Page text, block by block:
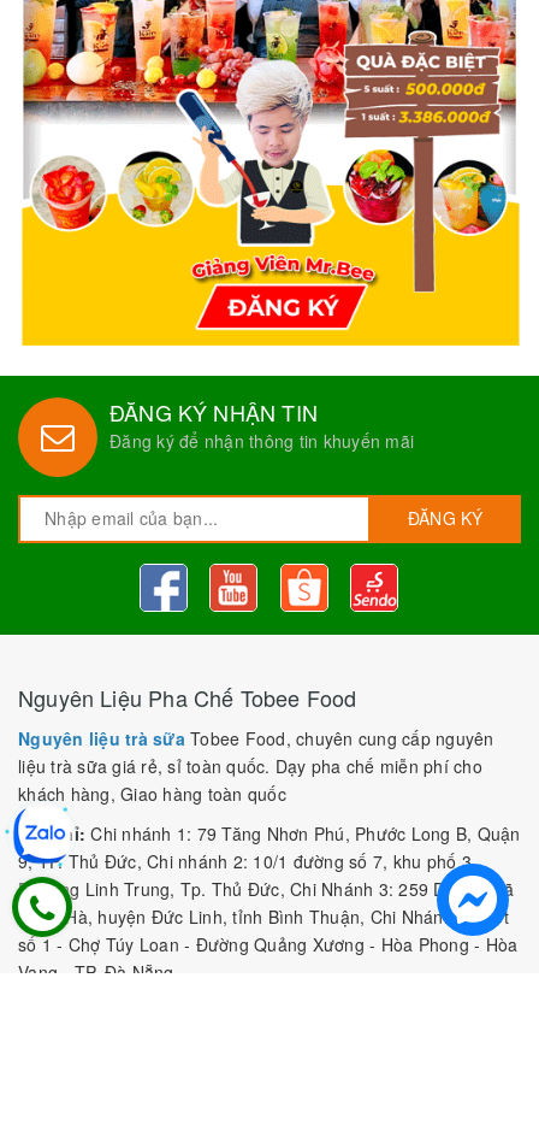
ĐĂNG KÝ NHẬN TIN
Đăng ký để nhận thông tin khuyến mãi
ĐĂNG KÝ
Nguyên Liệu Pha Chế Tobee Food
Nguyên liệu trà sữa Tobee Food, chuyên cung cấp nguyên
liệu trà sữa giá rẻ, sỉ toàn quốc. Dạy pha chế miễn phí cho
khách hàng, Giao hàng toàn quốc
Địa Chỉ: Chi nhánh 1: 79 Tăng Nhơn Phú, Phước Long B, Quận
9, TP. Thủ Đức, Chi nhánh 2: 10/1 đường số 7, khu phố 3,
Phường Linh Trung, Tp. Thủ Đức, Chi Nhánh 3: 259 DT766, xã
Đông Hà, huyện Đức Linh, tỉnh Bình Thuận, Chi Nhánh 4: Kiot
số 1 - Chợ Túy Loan - Đường Quảng Xương - Hòa Phong - Hòa
Vang - TP. Đà Nẵng